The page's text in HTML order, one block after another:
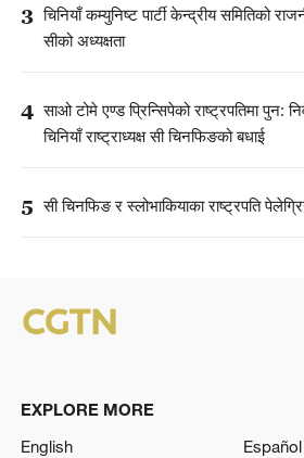
3 चिनियाँ कम्युनिष्ट पार्टी केन्द्रीय समितिको
सीको अध्यक्षता
4 साओ टोमे एण्ड प्रिन्सिपेको राष्ट्रपतिमा पुन:
चिनियाँ राष्ट्राध्यक्ष सी चिनफिङको बधाई
5 सी चिनफिङ र स्लोभाकियाका राष्ट्रपति
EXPLORE MORE
English
Español